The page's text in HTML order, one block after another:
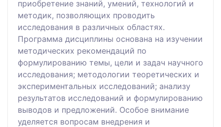
приобретение знаний, умений, технологий и
методик, позволяющих проводить
исследования в различных областях.
Программа дисциплины основана на изучении
методических рекомендаций по
формулированию темы, цели и задач научного
исследования; методологии теоретических и
экспериментальных исследований; анализу
результатов исследований и формулированию
выводов и предложений. Особое внимание
уделяется вопросам внедрения и